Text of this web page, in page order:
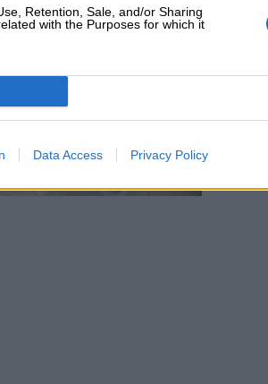
Retention, Sale, and/or Sharing
with the Purposes for which it
Data Access Privacy Policy
21.83%